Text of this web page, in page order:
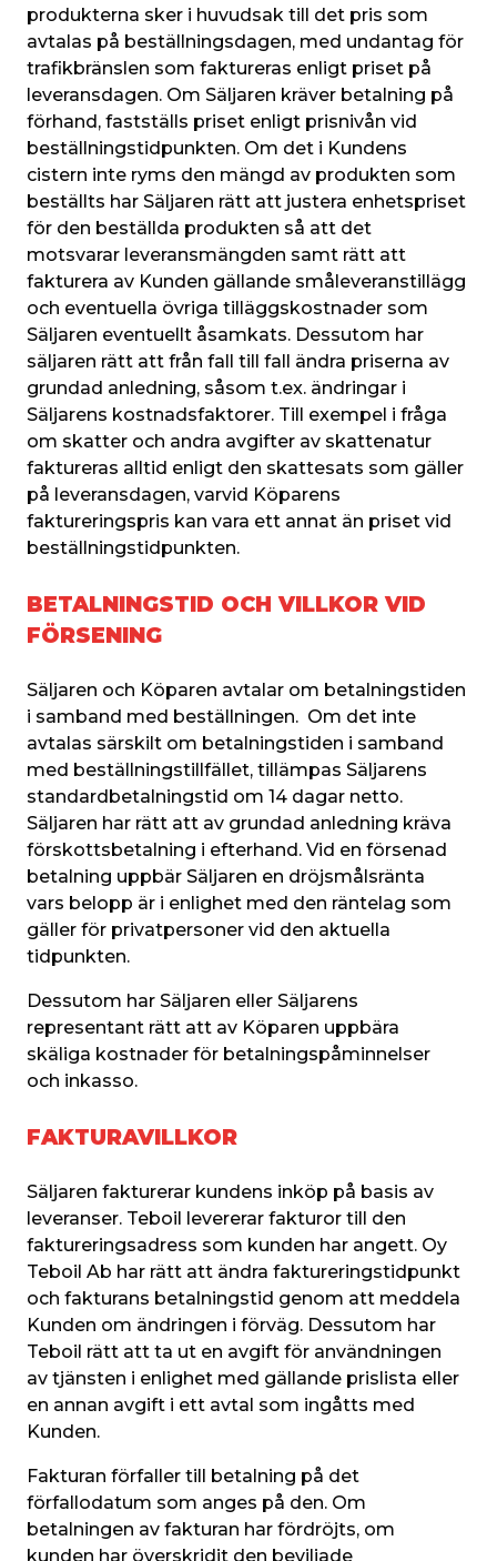
produkterna sker i huvudsak till det pris som
avtalas på beställningsdagen, med undantag för
trafikbränslen som faktureras enligt priset på
leveransdagen. Om Säljaren kräver betalning på
förhand, fastställs priset enligt prisnivån vid
beställningstidpunkten. Om det i Kundens
cistern inte ryms den mängd av produkten som
beställts har Säljaren rätt att justera enhetspriset
för den beställda produkten så att det
motsvarar leveransmängden samt rätt att
fakturera av Kunden gällande småleveranstillägg
och eventuella övriga tilläggskostnader som
Säljaren eventuellt åsamkats. Dessutom har
säljaren rätt att från fall till fall ändra priserna av
grundad anledning, såsom t.ex. ändringar i
Säljarens kostnadsfaktorer. Till exempel i fråga
om skatter och andra avgifter av skattenatur
faktureras alltid enligt den skattesats som gäller
på leveransdagen, varvid Köparens
faktureringspris kan vara ett annat än priset vid
beställningstidpunkten.
BETALNINGSTID OCH VILLKOR VID
FÖRSENING
Säljaren och Köparen avtalar om betalningstiden
i samband med beställningen.  Om det inte
avtalas särskilt om betalningstiden i samband
med beställningstillfället, tillämpas Säljarens
standardbetalningstid om 14 dagar netto.
Säljaren har rätt att av grundad anledning kräva
förskottsbetalning i efterhand. Vid en försenad
betalning uppbär Säljaren en dröjsmålsränta
vars belopp är i enlighet med den räntelag som
gäller för privatpersoner vid den aktuella
tidpunkten.
Dessutom har Säljaren eller Säljarens
representant rätt att av Köparen uppbära
skäliga kostnader för betalningspåminnelser
och inkasso.
FAKTURAVILLKOR
Säljaren fakturerar kundens inköp på basis av
leveranser. Teboil levererar fakturor till den
faktureringsadress som kunden har angett. Oy
Teboil Ab har rätt att ändra faktureringstidpunkt
och fakturans betalningstid genom att meddela
Kunden om ändringen i förväg. Dessutom har
Teboil rätt att ta ut en avgift för användningen
av tjänsten i enlighet med gällande prislista eller
en annan avgift i ett avtal som ingåtts med
Kunden.
Fakturan förfaller till betalning på det
förfallodatum som anges på den. Om
betalningen av fakturan har fördröjts, om
kunden har överskridit den beviljade